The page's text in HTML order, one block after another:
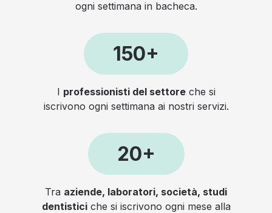
ogni settimana in bacheca.
150+
I professionisti del settoreche si
iscrivono ogni settimana ai nostri servizi.
20+
Tra aziende, laboratori, società, studi
dentisticiche si iscrivono ogni mese alla